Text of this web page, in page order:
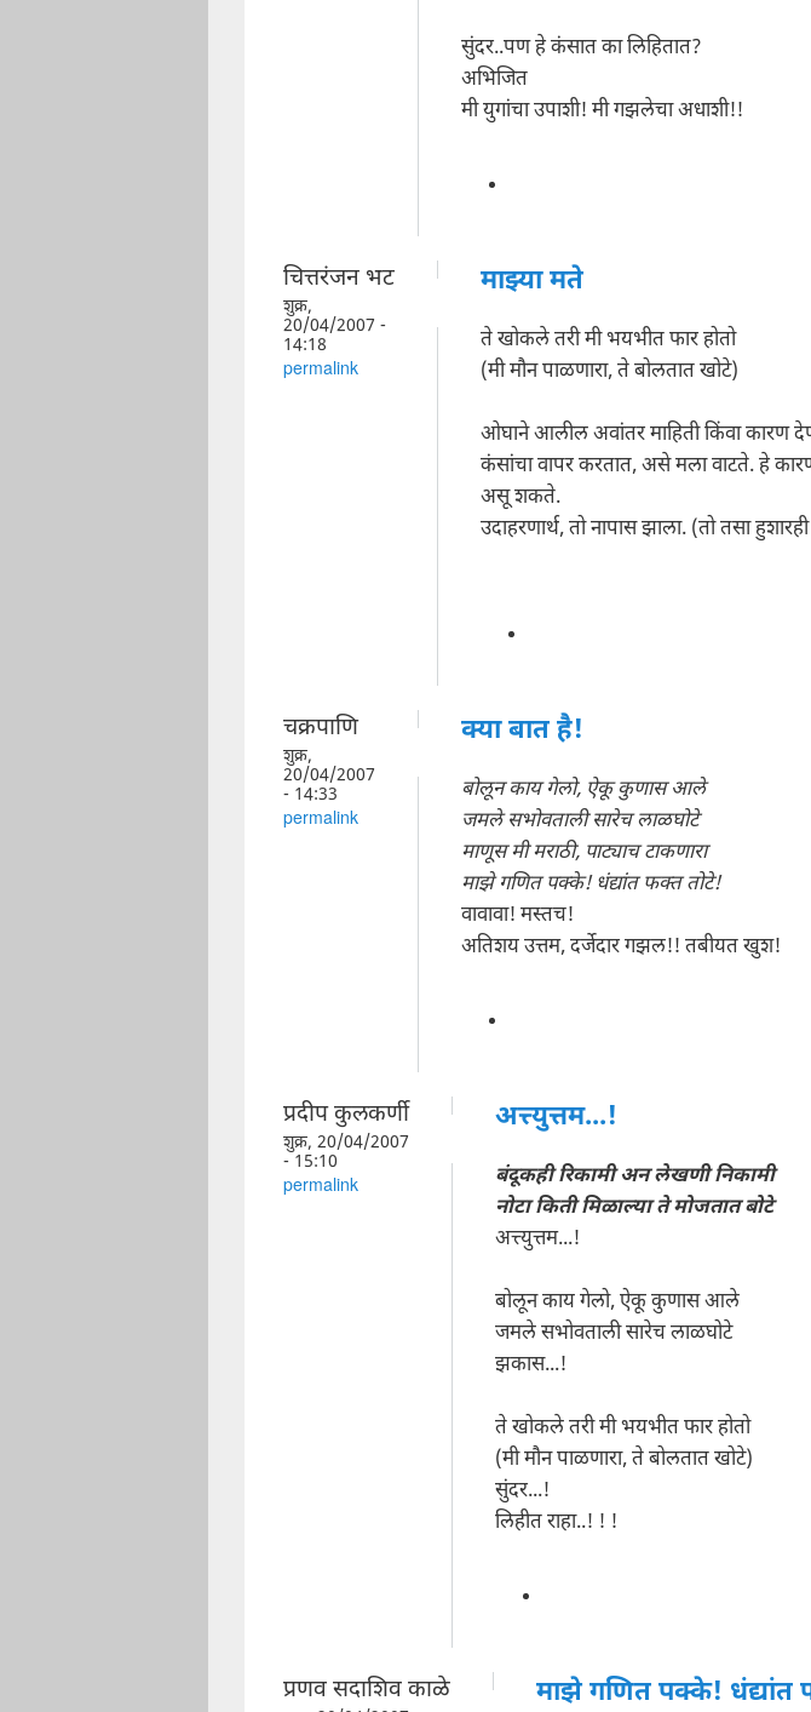
सुंदर..पण हे कंसात का लिहितात?
अभिजित
मी युगांचा उपाशी! मी गझलेचा अधाशी!!
चित्तरंजन भट
शुक्र,
20/04/2007 -
14:18
permalink
माझ्या मते
ते खोकले तरी मी भयभीत फार होतो
(मी मौन पाळणारा, ते बोलतात खोटे)
ओघाने आलील अवांतर माहिती किंवा कारण
कंसांचा वापर करतात, असे मला वाटते. हे
असू शकते.
उदाहरणार्थ, तो नापास झाला. (तो तसा
चक्रपाणि
शुक्र,
20/04/2007
- 14:33
permalink
क्या बात है!
बोलून काय गेलो, ऐकू कुणास आले
जमले सभोवताली सारेच लाळघोटे
माणूस मी मराठी, पाट्याच टाकणारा
माझे गणित पक्के! धंद्यांत फक्त तोटे!
वावावा! मस्तच!
अतिशय उत्तम, दर्जेदार गझल!! तबीयत खुश!
प्रदीप कुलकर्णी
शुक्र, 20/04/2007
- 15:10
permalink
अत्त्युत्तम...!
बंदूकही रिकामी अन लेखणी निकामी
नोटा किती मिळाल्या ते मोजतात बोटे
अत्त्युत्तम...!
बोलून काय गेलो, ऐकू कुणास आले
जमले सभोवताली सारेच लाळघोटे
झकास...!
ते खोकले तरी मी भयभीत फार होतो
(मी मौन पाळणारा, ते बोलतात खोटे)
सुंदर...!
लिहीत राहा..! ! !
प्रणव सदाशिव काळे माझे गणित पक्के! धंद्यांत